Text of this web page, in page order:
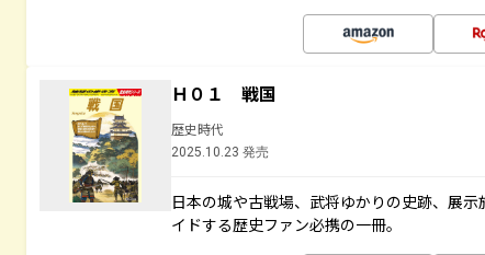
Ｈ０１ 戦国
歴史時代
2025.10.23 発売
日本の城や古戦場、武将ゆかりの史跡、展
イドする歴史ファン必携の一冊。